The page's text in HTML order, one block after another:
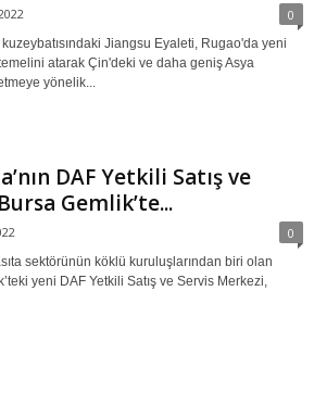
0
Jiangsu Eyaleti, Rugao'da yeni
atarak Çin'deki ve daha geniş Asya
yönelik...
DAF Yetkili Satış ve
Gemlik’te...
0
sektörünün köklü kuruluşlarından biri olan
yeni DAF Yetkili Satış ve Servis Merkezi,